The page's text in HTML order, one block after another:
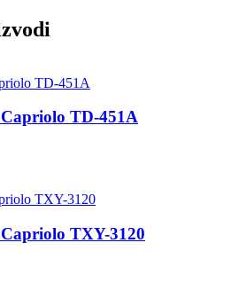
TD-451A
TXY-3120